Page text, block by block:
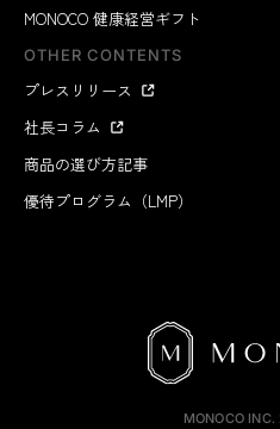
MONOCO 健康経営ギフト
OTHER CONTENTS
プレスリリース
社長コラム
商品の選び方記事
優待プログラム（LMP）
MONOCO INC.